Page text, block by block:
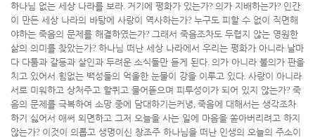
하나님 없는 세상 나라를 보라. 거기에 평화가 있는가? 의가 지배하는가? 인간
이 만든 세상 나라의 바탕에 사랑이 역사하는가? 누구도 피할 수 없이 직면해
야하는 죽음의 문제를 해결하였는가? 그래서 죽음조차도 두렵지 않는 영원한
삶의 의미를 찾았는가? 하나님 떠난 세상 나라에서 우리는 평화가 아니라 날마
다 다툼과 갈등과 살인과 두려운 소식들만 듣게 된다. 의가 아니라 불의가 판을
치고 있어서 힘없는 백성들의 억울한 눈물이 강을 이루고 있다. 사랑이 아니라
서로 미워하고 상처주고 할퀴고 물어뜯으며 피투성이가 되어 있지 않는가? 죽
음의 문제를 극복하여 소망 중에 담대하기는커녕, 죽음에 대해서는 생각조차
하기 싫어서 애써 외면하고 그저 오늘을 사는 일에 마음을 쏟아버리려고 하지
않는가? 이것이 의롭고 생명이신 창조주 하나님을 떠난 인생의 오늘의 주소이